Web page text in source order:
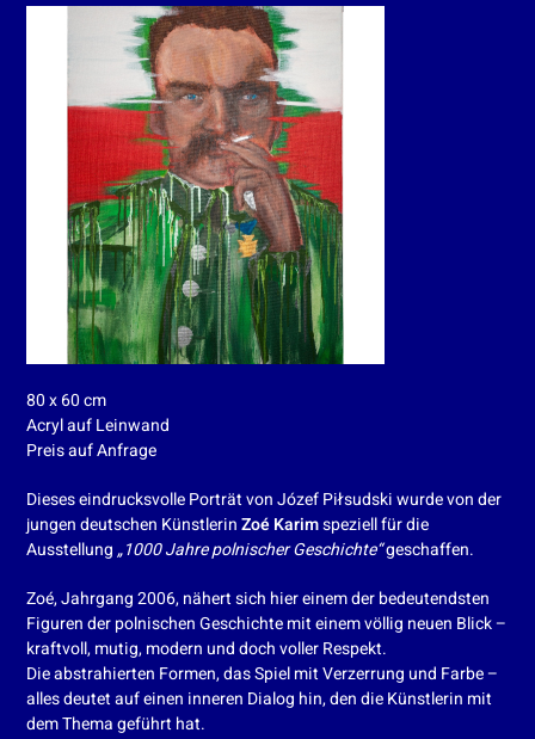
80 x 60 cm
Acryl auf Leinwand
Preis auf Anfrage
Dieses eindrucksvolle Porträt von Józef Piłsudski wurde von der
jungen deutschen KünstlerinZoé Karimspeziell für die
Ausstellung„1000 Jahre polnischer Geschichte“geschaffen.
Zoé, Jahrgang 2006, nähert sich hier einem der bedeutendsten
Figuren der polnischen Geschichte mit einem völlig neuen Blick –
kraftvoll, mutig, modern und doch voller Respekt.
Die abstrahierten Formen, das Spiel mit Verzerrung und Farbe –
alles deutet auf einen inneren Dialog hin, den die Künstlerin mit
dem Thema geführt hat.